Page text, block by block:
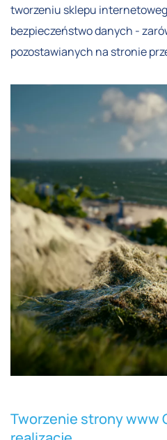
tworzeniu sklepu
bezpieczeństwo danych -
pozostawianych na stronie
Tworzenie strony www